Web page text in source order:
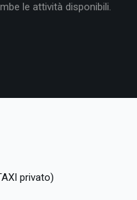
le attività disponibili.
privato)